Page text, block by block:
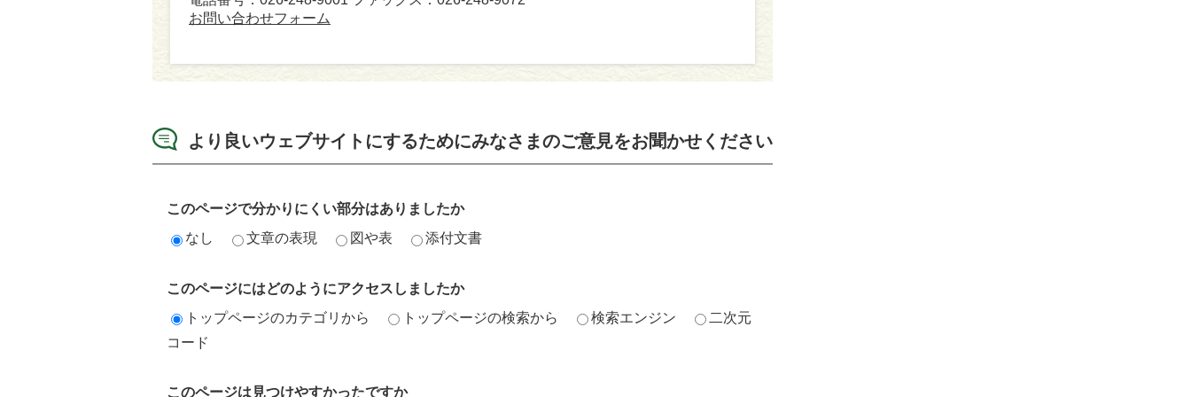
お問い合わせフォーム
より良いウェブサイトにするためにみなさまのご意見をお聞かせください
このページで分かりにくい部分はありましたか
なし
文章の表現 図や表 添付文書
このページにはどのようにアクセスしましたか
トップページのカテゴリから
トップページの検索から 検索エンジン
二次元
コード
このページは見つけやすかったですか